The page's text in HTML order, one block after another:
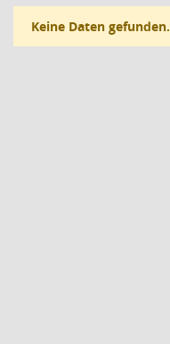
Keine Daten gefunden.